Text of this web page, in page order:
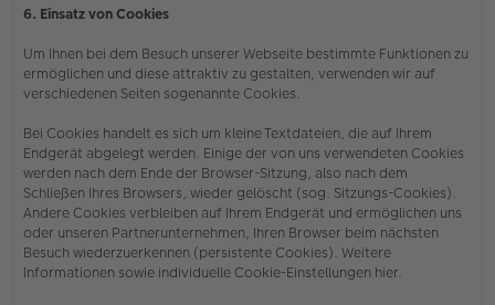
6. Einsatz von Cookies
Um Ihnen bei dem Besuch unserer Webseite bestimmte Funktionen zu
ermöglichen und diese attraktiv zu gestalten, verwenden wir auf
verschiedenen Seiten sogenannte Cookies.
Bei Cookies handelt es sich um kleine Textdateien, die auf Ihrem
Endgerät abgelegt werden. Einige der von uns verwendeten Cookies
werden nach dem Ende der Browser-Sitzung, also nach dem
Schließen Ihres Browsers, wieder gelöscht (sog. Sitzungs-Cookies).
Andere Cookies verbleiben auf Ihrem Endgerät und ermöglichen uns
oder unseren Partnerunternehmen, Ihren Browser beim nächsten
Besuch wiederzuerkennen (persistente Cookies). Weitere
Informationen sowie individuelle Cookie-Einstellungen hier.